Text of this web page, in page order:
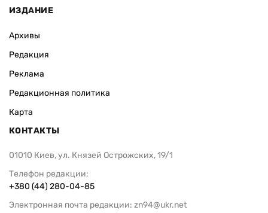
ИЗДАНИЕ
Архивы
Редакция
Реклама
Редакционная политика
Карта
КОНТАКТЫ
01010 Киев, ул. Князей Острожских, 19/1
Телефон редакции:
+380 (44) 280-04-85
Электронная почта редакции: zn94@ukr.net